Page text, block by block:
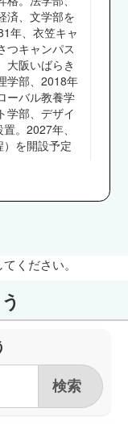
三井住友銀
、日本新薬、
ス・コスモ
グ、リコージ
住友銀行、船
、NTTデー
三菱重工業、
證券 他
ナンシャルグ
労働省、気象
電力、電通、
済、文学部を
年、衣笠キャ
つキャンパス
大阪いばらき
学部、2018年
ーバル教養学
学部、デザイ
。2027年、
を開設予定
費減免、西園
合格者枠）、
学金、
種）
ください。